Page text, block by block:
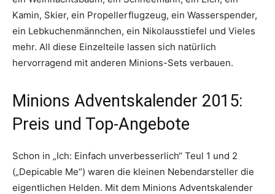
Kamin, Skier, ein Propellerflugzeug, ein Wasserspender,
ein Lebkuchenmännchen, ein Nikolausstiefel und Vieles
mehr. All diese Einzelteile lassen sich natürlich
hervorragend mit anderen Minions-Sets verbauen.
Minions Adventskalender 2015:
Preis und Top-Angebote
Schon in „Ich: Einfach unverbesserlich“ Teul 1 und 2
(„Depicable Me“) waren die kleinen Nebendarsteller die
eigentlichen Helden. Mit dem Minions Adventskalender